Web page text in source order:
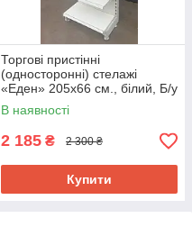
Торгові пристінні
(односторонні) стелажі
«Еден» 205х66 см., білий, Б/у
В наявності
2 185 ₴ 2 300 ₴
Купити